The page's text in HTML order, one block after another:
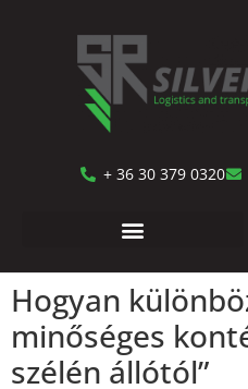
+ 36 30 379 0320
Hogyan
minőséges
szélén állótól”